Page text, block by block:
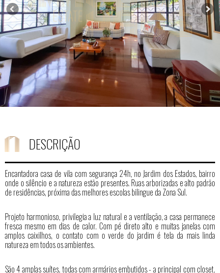
DESCRIÇÃO
Encantadora casa de vila com segurança 24h, no Jardim dos Estados, bairro
onde o silêncio e a natureza estão presentes. Ruas arborizadas e alto padrão
de residências, próxima das melhores escolas bilingue da Zona Sul.
Projeto harmonioso, privilegia a luz natural e a ventilação, a casa permanece
fresca mesmo em dias de calor. Com pé direto alto e muitas janelas com
amplos caixilhos, o contato com o verde do jardim é tela da mais linda
natureza em todos os ambientes.
São 4 amplas suítes, todas com armários embutidos - a principal com closet,